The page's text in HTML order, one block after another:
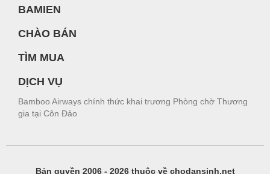
BAMIEN
CHÀO BÁN
TÌM MUA
DỊCH VỤ
Bamboo Airways chính thức khai trương Phòng chờ Thương
gia tại Côn Đảo
Bản quyền 2006 - 2026 thuộc về chodansinh.net